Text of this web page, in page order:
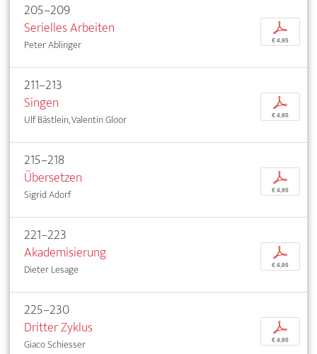
205–209
Serielles Arbeiten
Peter Ablinger
p
€ 4,95
211–213
Singen
Ulf Bästlein, Valentin Gloor
p
€ 4,95
215–218
Übersetzen
Sigrid Adorf
p
€ 4,95
221–223
Akademisierung
Dieter Lesage
p
€ 4,95
225–230
Dritter Zyklus
Giaco Schiesser
p
€ 4,95